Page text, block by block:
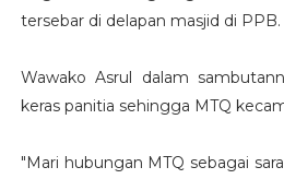
tersebar di delapan masjid di PPB.
Wawako Asrul dalam
keras panitia sehingga MTQ
"Mari hubungan MTQ sebagai